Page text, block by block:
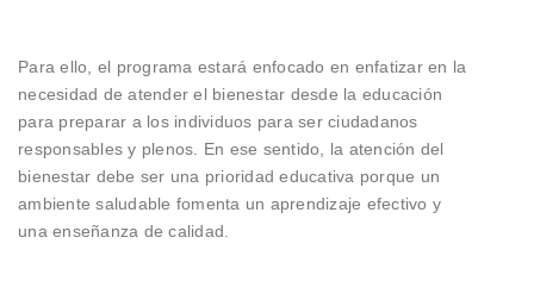
Para ello, el programa estará enfocado en enfatizar en la
necesidad de atender el bienestar desde la educación
para preparar a los individuos para ser ciudadanos
responsables y plenos. En ese sentido, la atención del
bienestar debe ser una prioridad educativa porque un
ambiente saludable fomenta un aprendizaje efectivo y
una enseñanza de calidad.